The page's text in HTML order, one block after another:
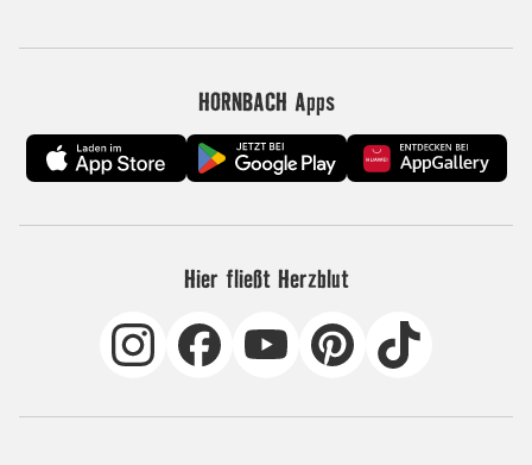
HORNBACH Apps
Hier fließt Herzblut